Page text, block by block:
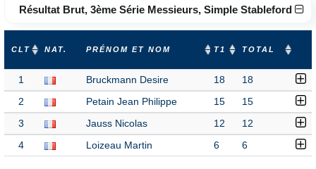
Résultat Brut, 3ème Série Messieurs, Simple Stableford
CLT NAT. PRÉNOM ET NOM T1 TOTAL
1 Bruckmann Desire 18 18
2 Petain Jean Philippe 15 15
3 Jauss Nicolas 12 12
4 Loizeau Martin 6 6